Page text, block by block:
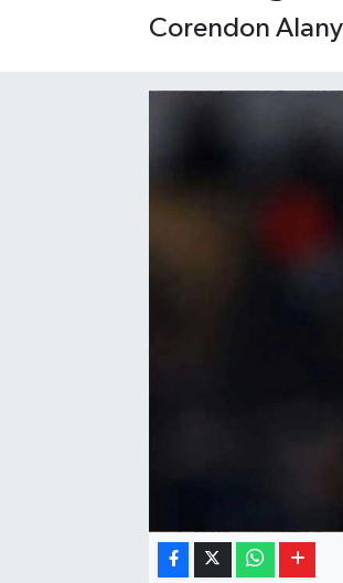
Corendon
Gizlilik İlkeleri - Privacy Policy